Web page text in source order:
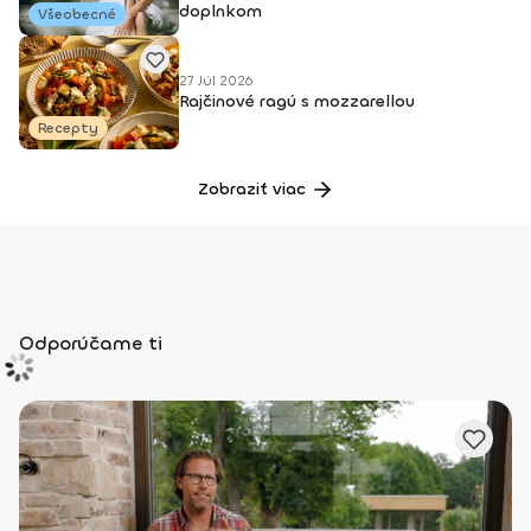
Všeobecné
doplnkom
Recepty
27 Júl 2026
Rajčinové ragú s mozzarellou
Zobraziť viac
Odporúčame ti